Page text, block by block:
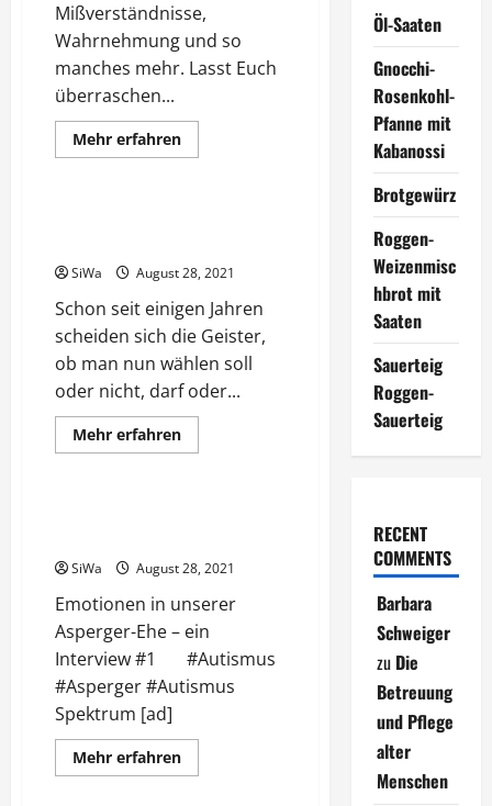
Mißverständnisse,
Wahrnehmung und so
manches mehr. Lasst Euch
überraschen...
Mehr erfahrenMehr
Informationen
ein
#
2
Uncategorized
SiWa August 28, 2021
Schon seit einigen Jahren
scheiden sich die Geister,
ob man nun wählen soll
oder nicht, darf oder...
Mehr erfahrenMehr
Informationen
es?
Asperger & Autismus
SiWa August 28, 2021
Emotionen in unserer
Asperger-Ehe – ein
Interview #1 #Autismus
#Asperger #Autismus
Spektrum [ad]
Mehr erfahrenMehr
Informationen
Öl-Saaten
Gnocchi-
Rosenkohl-
Pfanne mit
Kabanossi
Brotgewürz
Roggen-
Weizenmisc
hbrot mit
Saaten
Sauerteig
Roggen-
Sauerteig
RECENT
COMMENTS
Barbara
Schweiger
zu Die
Betreuung
und Pflege
alter
Menschen